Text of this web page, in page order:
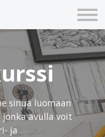
sinua luomaan
avulla voit
ja